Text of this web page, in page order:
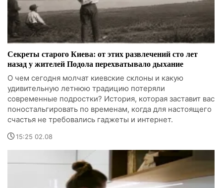
Секреты старого Киева: от этих развлечений сто лет
назад у жителей Подола перехватывало дыхание
О чем сегодня молчат киевские склоны и какую
удивительную летнюю традицию потеряли
современные подростки? История, которая заставит вас
поностальгировать по временам, когда для настоящего
счастья не требовались гаджеты и интернет.
15:25 02.08